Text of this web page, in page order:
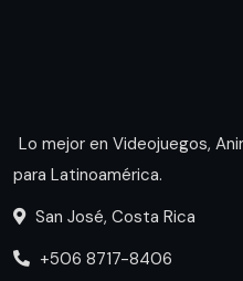
Lo mejor en Videojuegos,
para Latinoamérica.
San José, Costa Rica
+506 8717-8406